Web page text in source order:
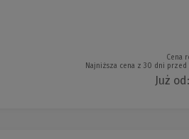
Cena
Najniższa cena z 30 dni przed
Już od: